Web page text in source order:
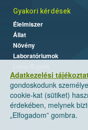
Adatkezelési
gondoskodunk
cookie-kat (sütiket)
érdekében, melynek
„Elfogadom” gombra.
Gyakori kérdések
Élelmiszer
Állat
Növény
Laboratóriumok